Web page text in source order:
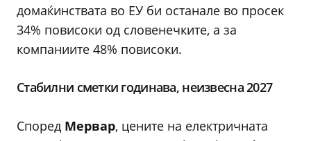
домаќинствата во ЕУ би останале во просек
34% повисоки од словенечките, а за
компаниите 48% повисоки.
Стабилни сметки годинава, неизвесна 2027
Според Мервар, цените на електричната